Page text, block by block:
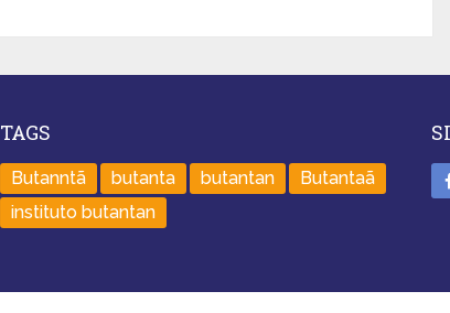
TAGS
Butanntã butanta butantan
Butantaã
instituto butantan